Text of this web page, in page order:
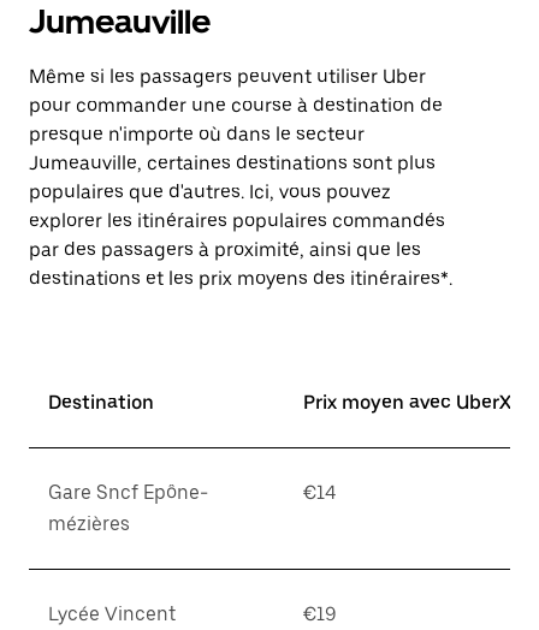
Jumeauville
Même si les passagers peuvent utiliser Uber
pour commander une course à destination de
presque n'importe où dans le secteur
Jumeauville, certaines destinations sont plus
populaires que d'autres. Ici, vous pouvez
explorer les itinéraires populaires commandés
par des passagers à proximité, ainsi que les
destinations et les prix moyens des itinéraires*.
Destination Prix moyen avec UberX*
Gare Sncf Epône-
mézières
€14
Lycée Vincent €19